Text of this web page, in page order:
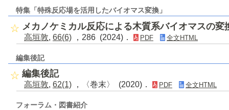
特集「特殊反応場を活用したバイオマス変換」
メカノケミカル反応による木質系バイオマスの変
高垣敦, 66(6) ，286 (2024)． PDF 全文HTML
編集後記
編集後記
高垣敦, 62(1) ，〈巻末〉 (2020)． PDF 全文HTML
フォーラム・図書紹介